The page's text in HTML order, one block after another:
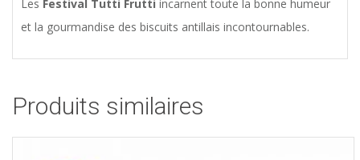
Les Festival Tutti Frutti incarnent toute la bonne humeur
et la gourmandise des biscuits antillais incontournables.
Produits similaires